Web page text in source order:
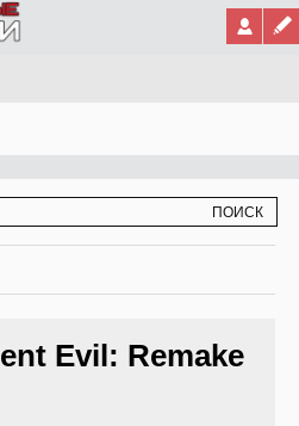
Evil: Remake